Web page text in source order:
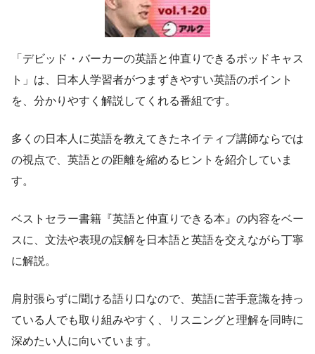
「デビッド・バーカーの英語と仲直りできるポッドキャス
ト」は、日本人学習者がつまずきやすい英語のポイント
を、分かりやすく解説してくれる番組です。
多くの日本人に英語を教えてきたネイティブ講師ならでは
の視点で、英語との距離を縮めるヒントを紹介していま
す。
ベストセラー書籍『英語と仲直りできる本』の内容をベー
スに、文法や表現の誤解を日本語と英語を交えながら丁寧
に解説。
肩肘張らずに聞ける語り口なので、英語に苦手意識を持っ
ている人でも取り組みやすく、リスニングと理解を同時に
深めたい人に向いています。